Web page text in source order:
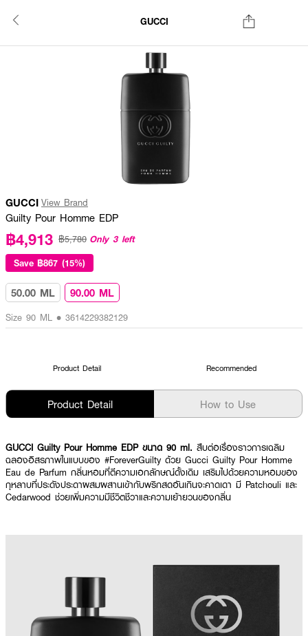
GUCCI
GUCCI View Brand
Guilty Pour Homme EDP
฿4,913 ฿5,780 Only 3 left
Save ฿867 (15%)
50.00 ML 90.00 ML
Size 90 ML • 3614229382129
Product Detail Recommended
Product Detail How to Use
GUCCI Guilty Pour Homme EDP ขนาด 90 ml. สืบต่อเรื่องราวการเฉลิม
ฉลองอิสรภาพในแบบของ #ForeverGuilty ด้วย Gucci Guilty Pour Homme
Eau de Parfum กลิ่นหอมที่ตีความเอกลักษณ์ดั้งเดิม เสริมไปด้วยความหอมของ
กุหลาบที่ประดังประดาผสมผสานเข้ากับพริกสดอันเกินจะคาดเดา มี Patchouli และ
Cedarwood ช่วยเพิ่มความมีชีวิตชีวาและความเย้ายวนของกลิ่น